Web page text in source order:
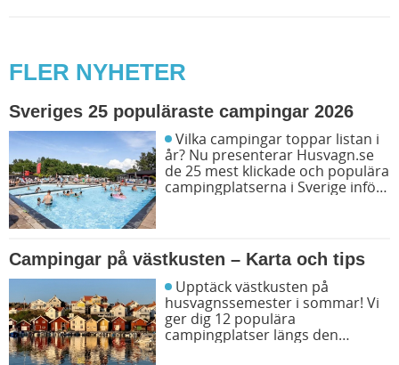
FLER NYHETER
Sveriges 25 populäraste campingar 2026
Vilka campingar toppar listan i
år? Nu presenterar Husvagn.se
de 25 mest klickade och populära
campingplatserna i Sverige inför
favorit redan idag!
Campingar på västkusten – Karta och tips
husvagnssemester i sommar! Vi
ger dig 12 populära
campingplatser längs den